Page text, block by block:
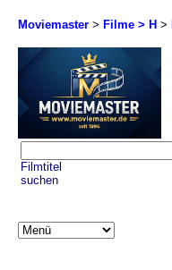
Moviemaster > Filme > H >
Filmtitel
suchen